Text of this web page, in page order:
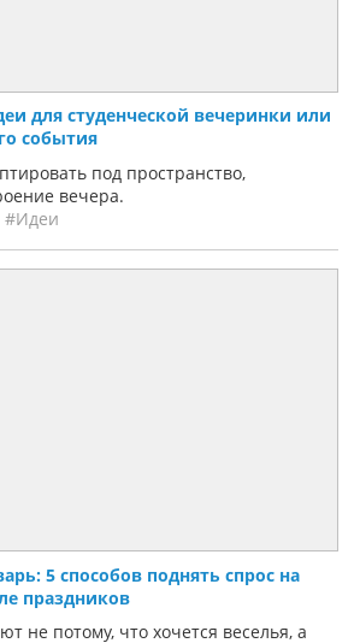
для студенческой вечеринки или
события
под пространство,
вечера.
#Идеи
5 способов поднять спрос на
праздников
не потому, что хочется веселья, а